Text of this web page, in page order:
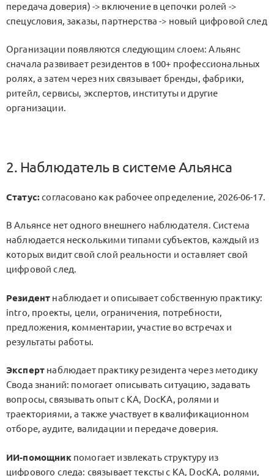
передача доверия) -> включение в цепочки ролей ->
спецусловия, заказы, партнерства -> новый цифровой след
Организации появляются следующим слоем: Альянс
сначала развивает резидентов в 100+ профессиональных
ролях, а затем через них связывает бренды, фабрики,
ритейл, сервисы, экспертов, институты и другие
организации.
2. Наблюдатель в системе Альянса
Статус:согласовано как рабочее определение, 2026-06-17.
В Альянсе нет одного внешнего наблюдателя. Система
наблюдается несколькими типами субъектов, каждый из
которых видит свой слой реальности и оставляет свой
цифровой след.
Резидент наблюдает и описывает собственную практику:
intro, проекты, цели, ограничения, потребности,
предложения, комментарии, участие во встречах и
результаты работы.
Эксперт наблюдает практику резидента через методику
Свода знаний: помогает описывать ситуацию, задавать
вопросы, связывать опыт с KA, DocKA, ролями и
траекториями, а также участвует в квалификационном
отборе, аудите, валидации и передаче доверия.
ИИ-помощникпомогает извлекать структуру из
цифрового следа: связывает тексты с KA, DocKA, ролями,